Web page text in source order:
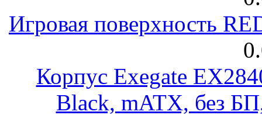
Игровая поверхность
Корпус Exegate
Black, mATX, без